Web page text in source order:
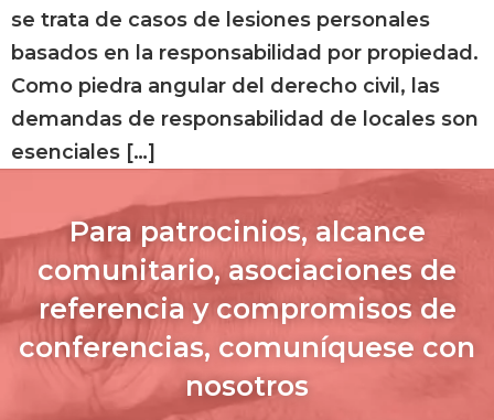
se trata de casos de lesiones personales
basados en la responsabilidad por propiedad.
Como piedra angular del derecho civil, las
demandas de responsabilidad de locales son
esenciales […]
Para patrocinios, alcance
comunitario, asociaciones de
referencia y compromisos de
conferencias, comuníquese con
nosotros